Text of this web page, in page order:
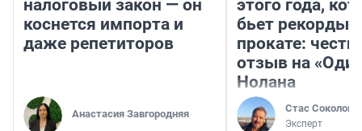
налоговый закон — он
коснется импорта и
даже репетиторов
Анастасия Завгородняя
этого года,
бьет рекорды в
прокате:
отзыв на
Нолана
Стас Соколов
Эксперт